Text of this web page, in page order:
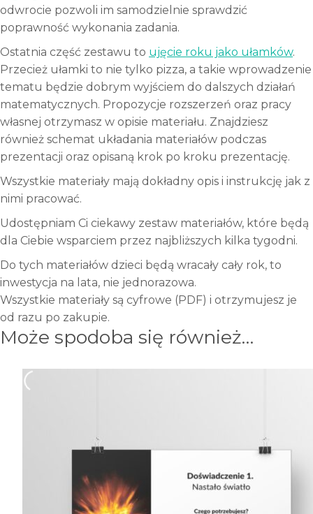
odwrocie pozwoli im samodzielnie sprawdzić
poprawność wykonania zadania.
Ostatnia część zestawu to ujęcie roku jako ułamków.
Przecież ułamki to nie tylko pizza, a takie wprowadzenie
tematu będzie dobrym wyjściem do dalszych działań
matematycznych. Propozycje rozszerzeń oraz pracy
własnej otrzymasz w opisie materiału. Znajdziesz
również schemat układania materiałów podczas
prezentacji oraz opisaną krok po kroku prezentację.
Wszystkie materiały mają dokładny opis i instrukcję jak z
nimi pracować.
Udostępniam Ci ciekawy zestaw materiałów, które będą
dla Ciebie wsparciem przez najbliższych kilka tygodni.
Do tych materiałów dzieci będą wracały cały rok, to
inwestycja na lata, nie jednorazowa.
Wszystkie materiały są cyfrowe (PDF) i otrzymujesz je
od razu po zakupie.
Może spodoba się również…